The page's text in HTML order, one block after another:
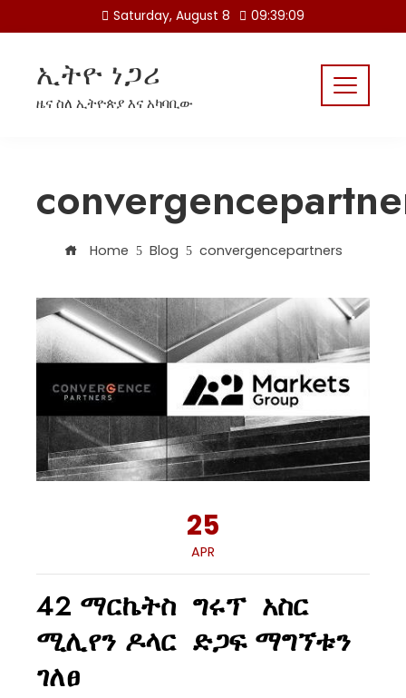
to
Saturday, August 8 09:39:10
ኢትዮ ነጋሪ
ዜና ስለ ኢትዮጵያ እና አካባቢው
Home Blog convergencepartners
25
APR
42 ማርኬትስ ግሩፕ አስር
ሚሊየን ዶላር ድጋፍ ማግኘቱን
ገለፀ